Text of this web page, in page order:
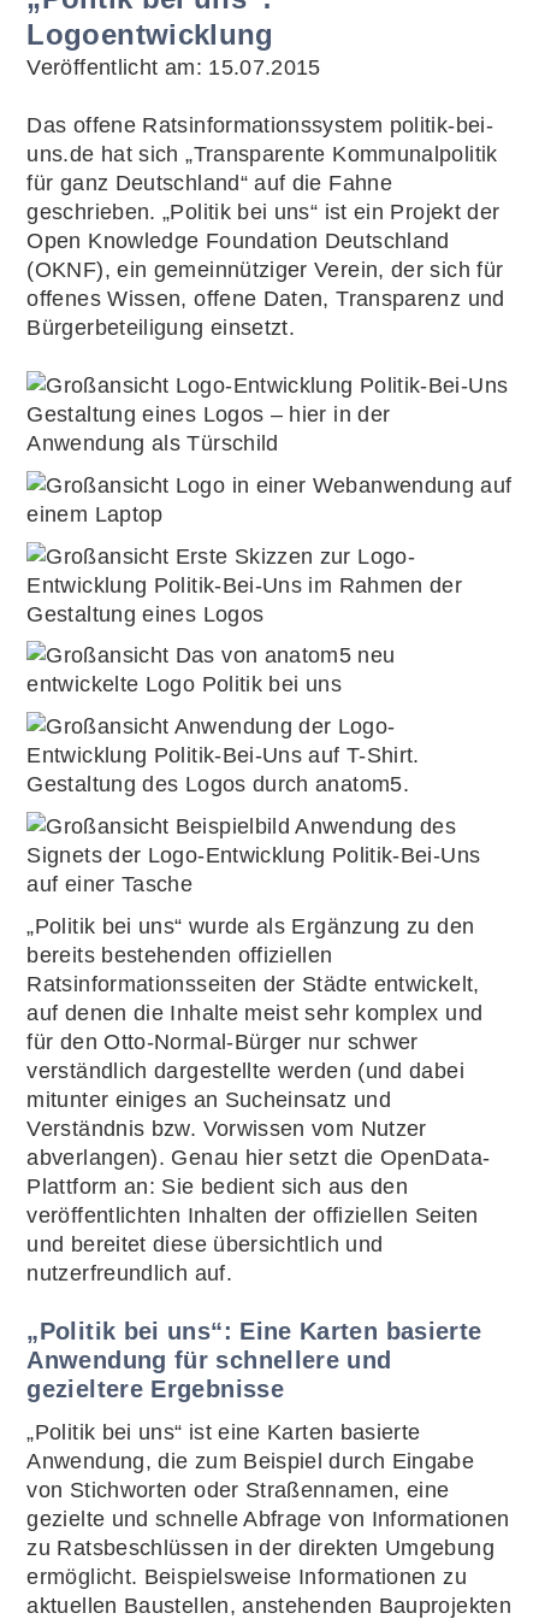
Logoentwicklung
Veröffentlicht am: 15.07.2015
Das offene Ratsinformationssystem politik-bei-
uns.de hat sich „Transparente Kommunalpolitik
für ganz Deutschland“ auf die Fahne
geschrieben. „Politik bei uns“ ist ein Projekt der
Open Knowledge Foundation Deutschland
(OKNF), ein gemeinnütziger Verein, der sich für
offenes Wissen, offene Daten, Transparenz und
Bürgerbeteiligung einsetzt.
„Politik bei uns“ wurde als Ergänzung zu den
bereits bestehenden offiziellen
Ratsinformationsseiten der Städte entwickelt,
auf denen die Inhalte meist sehr komplex und
für den Otto-Normal-Bürger nur schwer
verständlich dargestellte werden (und dabei
mitunter einiges an Sucheinsatz und
Verständnis bzw. Vorwissen vom Nutzer
abverlangen). Genau hier setzt die OpenData-
Plattform an: Sie bedient sich aus den
veröffentlichten Inhalten der offiziellen Seiten
und bereitet diese übersichtlich und
nutzerfreundlich auf.
„Politik bei uns“: Eine Karten basierte
Anwendung für schnellere und
gezieltere Ergebnisse
„Politik bei uns“ ist eine Karten basierte
Anwendung, die zum Beispiel durch Eingabe
von Stichworten oder Straßennamen, eine
gezielte und schnelle Abfrage von Informationen
zu Ratsbeschlüssen in der direkten Umgebung
ermöglicht. Beispielsweise Informationen zu
aktuellen Baustellen, anstehenden Bauprojekten